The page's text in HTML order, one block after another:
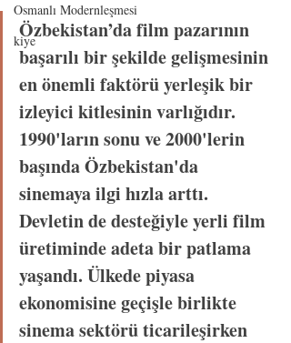
Osmanlı Modernleşmesi
kiye
Özbekistan’da film pazarının
başarılı bir şekilde gelişmesinin
en önemli faktörü yerleşik bir
izleyici kitlesinin varlığıdır.
1990'ların sonu ve 2000'lerin
başında Özbekistan'da
sinemaya ilgi hızla arttı.
Devletin de desteğiyle yerli film
üretiminde adeta bir patlama
yaşandı. Ülkede piyasa
ekonomisine geçişle birlikte
sinema sektörü ticarileşirken